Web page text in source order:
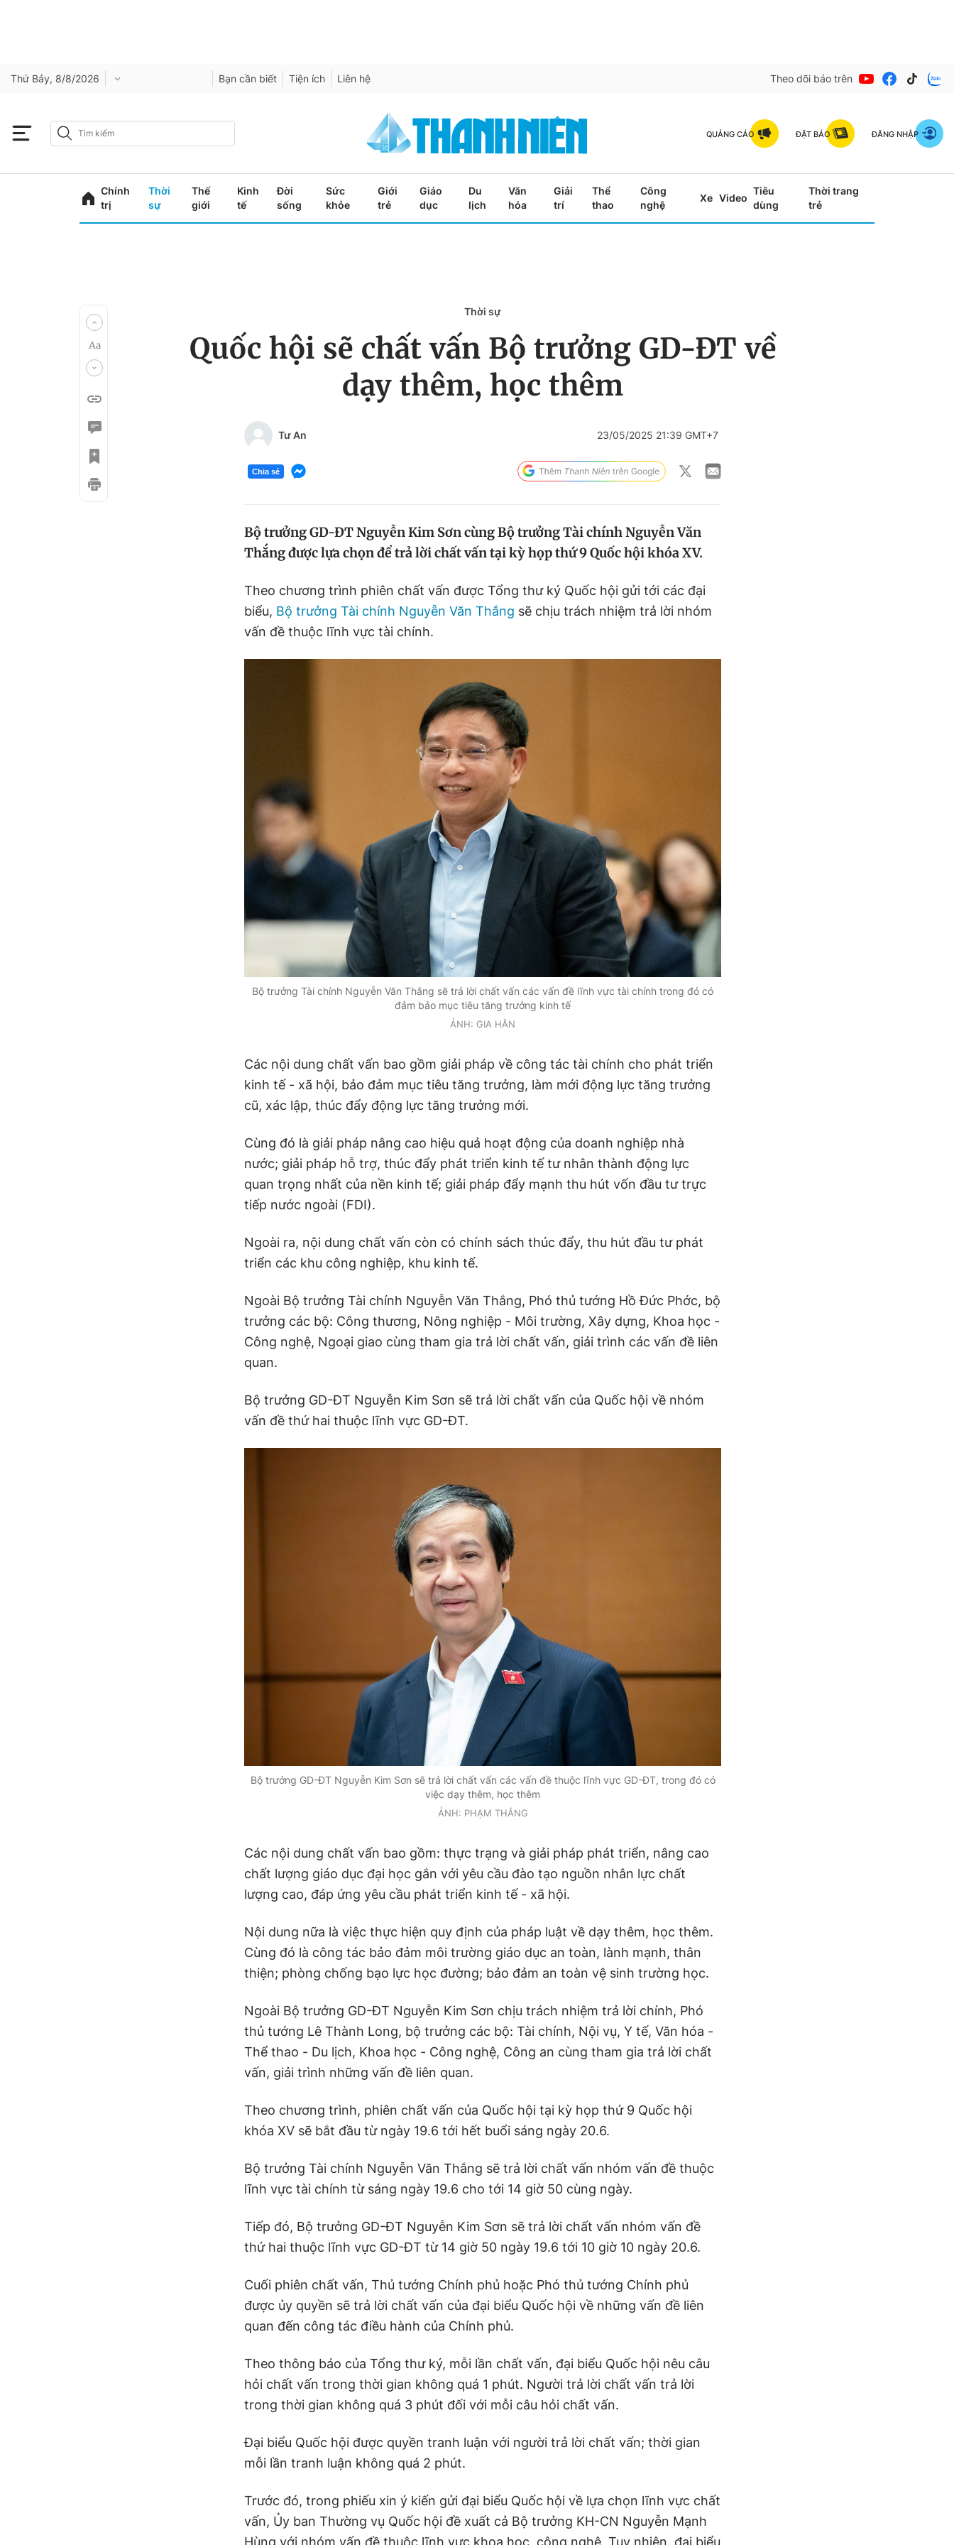
Thứ Bảy, 8/8/2026 Bạn cần biết Tiện ích Liên hệ Theo dõi báo trên
QUẢNG CÁO ĐẶT BÁO ĐĂNG NHẬP
Chính
trị
Thời
sự
Thế
giới
Kinh
tế
Đời
sống
Sức
khỏe
Giới
trẻ
Giáo
dục
Du
lịch
Văn
hóa
Giải
trí
Thể
thao
Công
nghệ
Xe Video
Tiêu
dùng
Thời trang
trẻ
Thời sự
Quốc hội sẽ chất vấn Bộ trưởng GD-ĐT về
dạy thêm, học thêm
Tư An 23/05/2025 21:39 GMT+7
Chia sẻ
Bộ trưởng GD-ĐT Nguyễn Kim Sơn cùng Bộ trưởng Tài chính Nguyễn Văn
Thắng được lựa chọn để trả lời chất vấn tại kỳ họp thứ 9 Quốc hội khóa XV.
Theo chương trình phiên chất vấn được Tổng thư ký Quốc hội gửi tới các đại
biểu, Bộ trưởng Tài chính Nguyễn Văn Thắng sẽ chịu trách nhiệm trả lời nhóm
vấn đề thuộc lĩnh vực tài chính.
Bộ trưởng Tài chính Nguyễn Văn Thắng sẽ trả lời chất vấn các vấn đề lĩnh vực tài chính trong đó có
đảm bảo mục tiêu tăng trưởng kinh tế
ẢNH: GIA HÂN
Các nội dung chất vấn bao gồm giải pháp về công tác tài chính cho phát triển
kinh tế - xã hội, bảo đảm mục tiêu tăng trưởng, làm mới động lực tăng trưởng
cũ, xác lập, thúc đẩy động lực tăng trưởng mới.
Cùng đó là giải pháp nâng cao hiệu quả hoạt động của doanh nghiệp nhà
nước; giải pháp hỗ trợ, thúc đẩy phát triển kinh tế tư nhân thành động lực
quan trọng nhất của nền kinh tế; giải pháp đẩy mạnh thu hút vốn đầu tư trực
tiếp nước ngoài (FDI).
Ngoài ra, nội dung chất vấn còn có chính sách thúc đẩy, thu hút đầu tư phát
triển các khu công nghiệp, khu kinh tế.
Ngoài Bộ trưởng Tài chính Nguyễn Văn Thắng, Phó thủ tướng Hồ Đức Phớc, bộ
trưởng các bộ: Công thương, Nông nghiệp - Môi trường, Xây dựng, Khoa học -
Công nghệ, Ngoại giao cùng tham gia trả lời chất vấn, giải trình các vấn đề liên
quan.
Bộ trưởng GD-ĐT Nguyễn Kim Sơn sẽ trả lời chất vấn của Quốc hội về nhóm
vấn đề thứ hai thuộc lĩnh vực GD-ĐT.
Bộ trưởng GD-ĐT Nguyễn Kim Sơn sẽ trả lời chất vấn các vấn đề thuộc lĩnh vực GD-ĐT, trong đó có
việc dạy thêm, học thêm
ẢNH: PHẠM THẮNG
Các nội dung chất vấn bao gồm: thực trạng và giải pháp phát triển, nâng cao
chất lượng giáo dục đại học gắn với yêu cầu đào tạo nguồn nhân lực chất
lượng cao, đáp ứng yêu cầu phát triển kinh tế - xã hội.
Nội dung nữa là việc thực hiện quy định của pháp luật về dạy thêm, học thêm.
Cùng đó là công tác bảo đảm môi trường giáo dục an toàn, lành mạnh, thân
thiện; phòng chống bạo lực học đường; bảo đảm an toàn vệ sinh trường học.
Ngoài Bộ trưởng GD-ĐT Nguyễn Kim Sơn chịu trách nhiệm trả lời chính, Phó
thủ tướng Lê Thành Long, bộ trưởng các bộ: Tài chính, Nội vụ, Y tế, Văn hóa -
Thể thao - Du lịch, Khoa học - Công nghệ, Công an cùng tham gia trả lời chất
vấn, giải trình những vấn đề liên quan.
Theo chương trình, phiên chất vấn của Quốc hội tại kỳ họp thứ 9 Quốc hội
khóa XV sẽ bắt đầu từ ngày 19.6 tới hết buổi sáng ngày 20.6.
Bộ trưởng Tài chính Nguyễn Văn Thắng sẽ trả lời chất vấn nhóm vấn đề thuộc
lĩnh vực tài chính từ sáng ngày 19.6 cho tới 14 giờ 50 cùng ngày.
Tiếp đó, Bộ trưởng GD-ĐT Nguyễn Kim Sơn sẽ trả lời chất vấn nhóm vấn đề
thứ hai thuộc lĩnh vực GD-ĐT từ 14 giờ 50 ngày 19.6 tới 10 giờ 10 ngày 20.6.
Cuối phiên chất vấn, Thủ tướng Chính phủ hoặc Phó thủ tướng Chính phủ
được ủy quyền sẽ trả lời chất vấn của đại biểu Quốc hội về những vấn đề liên
quan đến công tác điều hành của Chính phủ.
Theo thông báo của Tổng thư ký, mỗi lần chất vấn, đại biểu Quốc hội nêu câu
hỏi chất vấn trong thời gian không quá 1 phút. Người trả lời chất vấn trả lời
trong thời gian không quá 3 phút đối với mỗi câu hỏi chất vấn.
Đại biểu Quốc hội được quyền tranh luận với người trả lời chất vấn; thời gian
mỗi lần tranh luận không quá 2 phút.
Trước đó, trong phiếu xin ý kiến gửi đại biểu Quốc hội về lựa chọn lĩnh vực chất
vấn, Ủy ban Thường vụ Quốc hội đề xuất cả Bộ trưởng KH-CN Nguyễn Mạnh
Hùng với nhóm vấn đề thuộc lĩnh vực khoa học, công nghệ. Tuy nhiên, đại biểu